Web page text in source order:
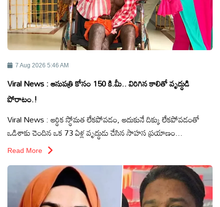
అంతర్జాతీయం
సినిమా
క్రీడలు
వ్యాపారం
లైఫ్
స్టైల్
టెక్నాలజీ
స్పెషల్స్
7 Aug 2026 5:46 AM
Viral News : ఆసుపత్రి కోసం 150 కి.మీ.. విరిగిన కాలితో వృద్ధుడి
పోరాటం.!
Viral News : ఆర్థిక స్థోమత లేకపోవడం, ఆదుకునే దిక్కు లేకపోవడంతో
ఒడిశాకు చెందిన ఒక 73 ఏళ్ల వృద్ధుడు చేసిన సాహస ప్రయాణం...
Read More